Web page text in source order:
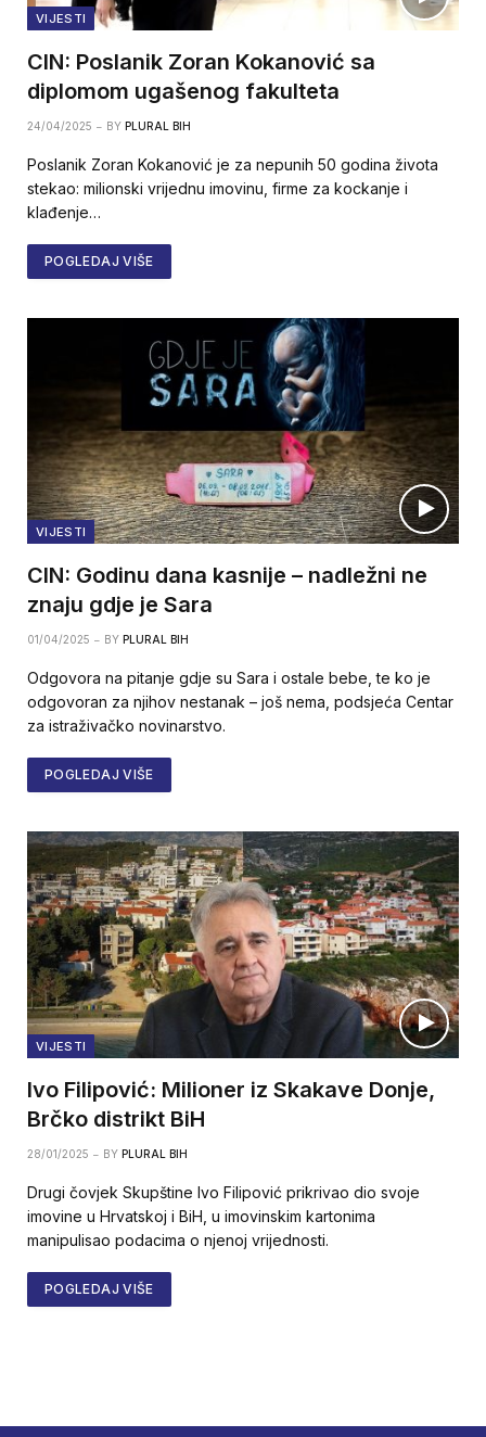
VIJESTI
CIN: Poslanik Zoran Kokanović sa
diplomom ugašenog fakulteta
24/04/2025 BY PLURAL BIH
Poslanik Zoran Kokanović je za nepunih 50 godina života
stekao: milionski vrijednu imovinu, firme za kockanje i
klađenje…
POGLEDAJ VIŠE
VIJESTI
CIN: Godinu dana kasnije – nadležni ne
znaju gdje je Sara
01/04/2025 BY PLURAL BIH
Odgovora na pitanje gdje su Sara i ostale bebe, te ko je
odgovoran za njihov nestanak – još nema, podsjeća Centar
za istraživačko novinarstvo.
POGLEDAJ VIŠE
VIJESTI
Ivo Filipović: Milioner iz Skakave Donje,
Brčko distrikt BiH
28/01/2025 BY PLURAL BIH
Drugi čovjek Skupštine Ivo Filipović prikrivao dio svoje
imovine u Hrvatskoj i BiH, u imovinskim kartonima
manipulisao podacima o njenoj vrijednosti.
POGLEDAJ VIŠE